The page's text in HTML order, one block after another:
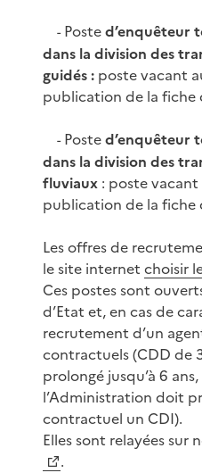
-Posted’enquêteur
dans la division des
guidés : poste vacant
publication de la fiche
-Posted’enquêteur
dans la division des
fluviaux : poste vacant
publication de la fiche
Les offres de
le site internet choisir
Ces postes sont
d’Etat et, en cas de
recrutement d’un
contractuels (CDD de
prolongé jusqu’à 6
l’Administration doit
contractuel un CDI).
Elles sont relayées sur
.